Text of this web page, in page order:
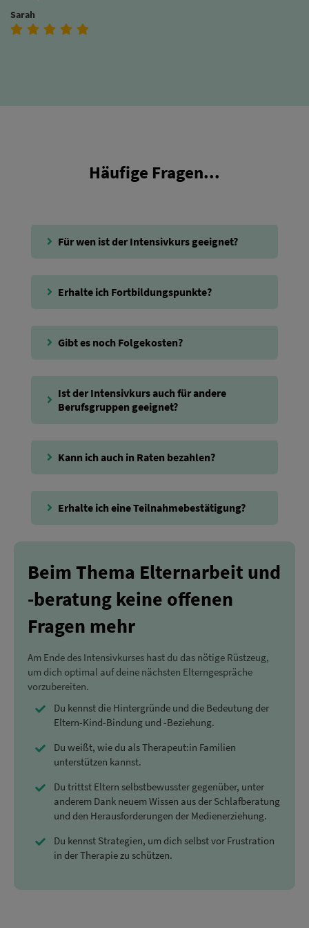
Sarah
Häufige Fragen...
Für wen ist der Intensivkurs geeignet?
Erhalte ich Fortbildungspunkte?
Gibt es noch Folgekosten?
Ist der Intensivkurs auch für andere
Berufsgruppen geeignet?
Kann ich auch in Raten bezahlen?
Erhalte ich eine Teilnahmebestätigung?
Beim Thema Elternarbeit und
-beratung keine offenen
Fragen mehr
Am Ende des Intensivkurses hast du das nötige Rüstzeug,
um dich optimal auf deine nächsten Elterngespräche
vorzubereiten.
Du kennst die Hintergründe und die Bedeutung der
Eltern-Kind-Bindung und -Beziehung.
Du weißt, wie du als Therapeut:in Familien
unterstützen kannst.
Du trittst Eltern selbstbewusster gegenüber, unter
anderem Dank neuem Wissen aus der Schlafberatung
und den Herausforderungen der Medienerziehung.
Du kennst Strategien, um dich selbst vor Frustration
in der Therapie zu schützen.